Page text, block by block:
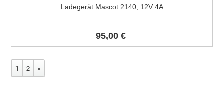
Ladegerät Mascot 2140, 12V 4A
95,00 €
1 2 »